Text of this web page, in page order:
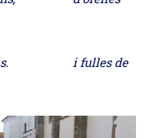
rodons. i fulles de